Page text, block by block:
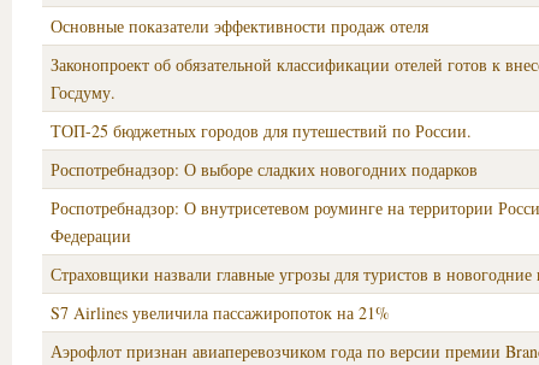
Основные показатели эффективности продаж отеля
Законопроект об обязательной классификации отелей готов к
Госдуму.
ТОП-25 бюджетных городов для путешествий по России.
Роспотребнадзор: О выборе сладких новогодних подарков
Роспотребнадзор: О внутрисетевом роуминге на территории
Федерации
Страховщики назвали главные угрозы для туристов в новогодние
S7 Airlines увеличила пассажиропоток на 21%
Аэрофлот признан авиаперевозчиком года по версии премии